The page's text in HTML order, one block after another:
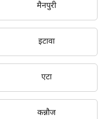
मैनपुरी
इटावा
एटा
कन्नौज